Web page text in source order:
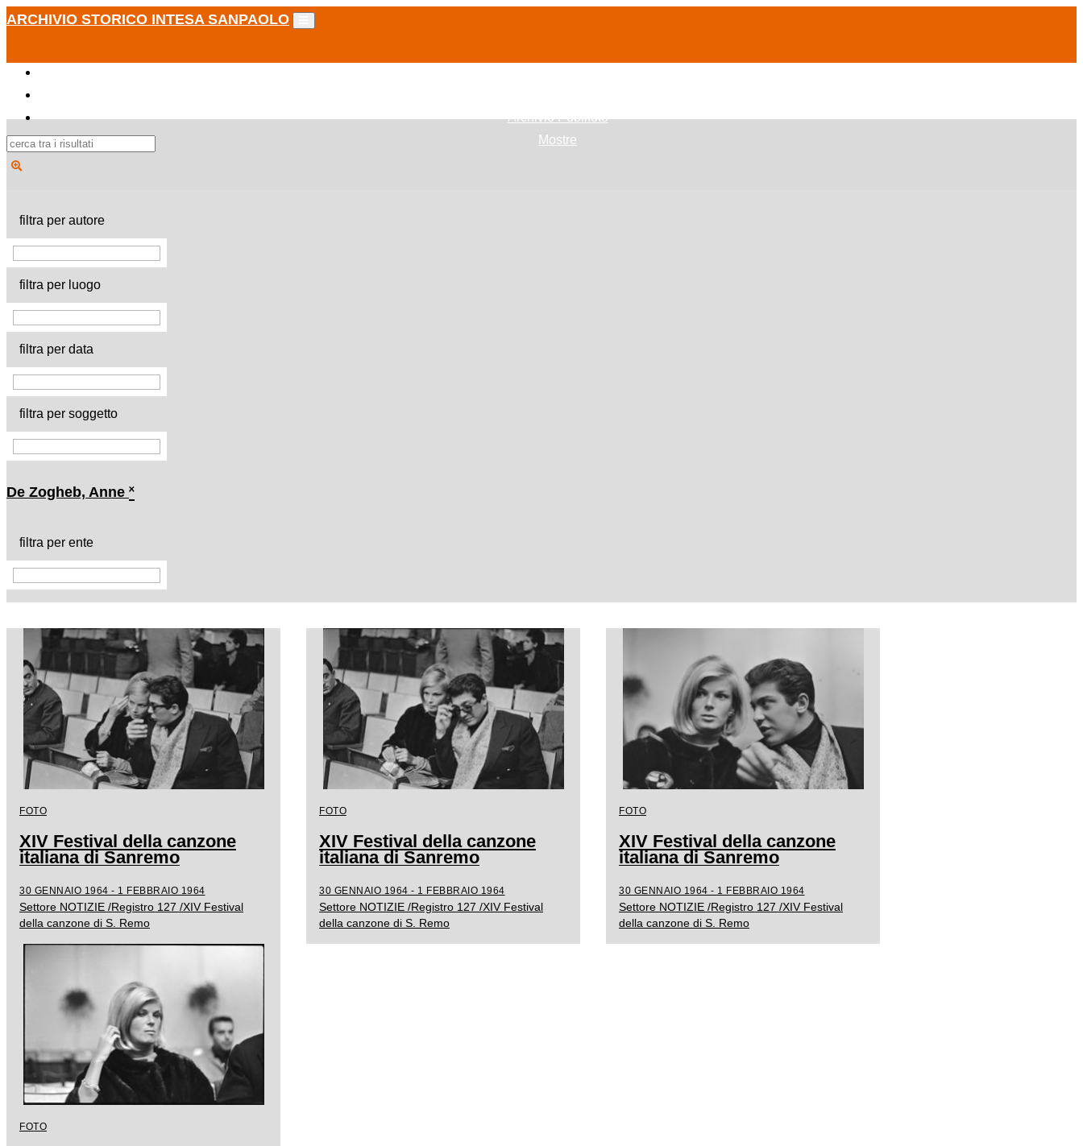
ARCHIVIO STORICO INTESA SANPAOLO
Archivio Publifoto
Mostre
filtra per autore
filtra per luogo
filtra per data
filtra per soggetto
De Zogheb, Anne ˟
filtra per ente
FOTO
XIV Festival della canzone
italiana di Sanremo
30 GENNAIO 1964 - 1 FEBBRAIO 1964
Settore NOTIZIE /Registro 127 /XIV Festival
della canzone di S. Remo
FOTO
XIV Festival della canzone
italiana di Sanremo
30 GENNAIO 1964 - 1 FEBBRAIO 1964
Settore NOTIZIE /Registro 127 /XIV Festival
della canzone di S. Remo
FOTO
XIV Festival della canzone
italiana di Sanremo
30 GENNAIO 1964 - 1 FEBBRAIO 1964
Settore NOTIZIE /Registro 127 /XIV Festival
della canzone di S. Remo
FOTO